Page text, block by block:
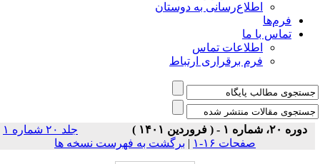
اطلاع‌رسانی به دوستان
فرم‌ها
تماس با ما
اطلاعات تماس
فرم برقراری ارتباط
دوره ۲۰، شماره ۱ - ( فروردین ۱۴۰۱ )
جلد ۲۰ شماره ۱
صفحات ۱۶-۱
| برگشت به فهرست نسخه ها